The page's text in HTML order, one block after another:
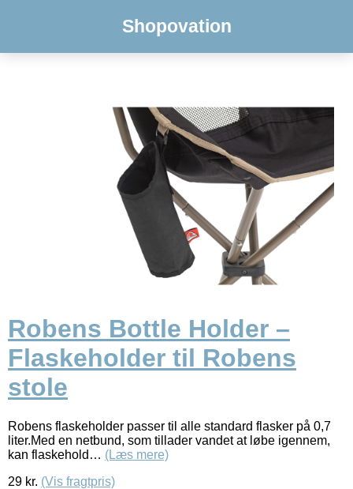
Shopovation
Robens Bottle Holder –
Flaskeholder til Robens
stole
Robens flaskeholder passer til alle standard flasker på 0,7
liter.Med en netbund, som tillader vandet at løbe igennem,
kan flaskehold… (Læs mere)
29 kr. (Vis fragtpris)